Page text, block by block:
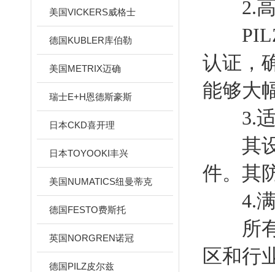
美国VICKERS威格士
德国KUBLER库伯勒
美国METRIX迈确
瑞士E+H恩德斯豪斯
日本CKD喜开理
日本TOYOOKI丰兴
美国NUMATICS纽曼蒂克
德国FESTO费斯托
英国NORGREN诺冠
德国PILZ皮尔兹
2.高
PILZ
认证，
能够大
3.适
其设
件。其
4.满
所有
区和行